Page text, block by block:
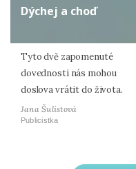
Dýchej a choď
Tyto dvě zapomenuté
dovednosti nás mohou
doslova vrátit do života.
Jana Šulistová
Publicistka